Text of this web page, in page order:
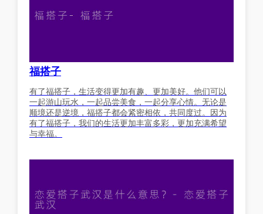
福搭子
有了福搭子，生活变得更加有趣、更加美好。他们可以
一起游山玩水，一起品尝美食，一起分享心情。无论是
顺境还是逆境，福搭子都会紧密相依，共同度过。因为
有了福搭子，我们的生活更加丰富多彩，更加充满希望
与幸福。